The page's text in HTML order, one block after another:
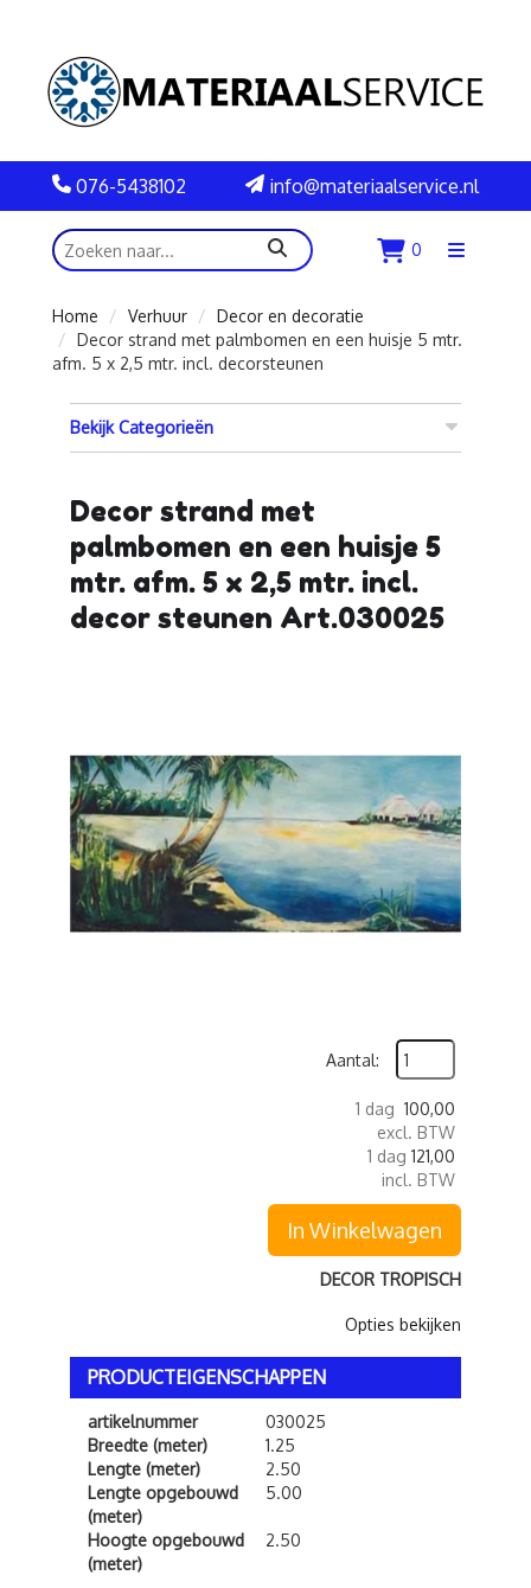
076-5438102 info@materiaalservice.nl
zoeken 0
Menu
Home
Verhuur
Decor en decoratie
Decor strand met palmbomen en een huisje 5 mtr.
afm. 5 x 2,5 mtr. incl. decorsteunen
Bekijk Categorieën
Decor strand met
palmbomen en een huisje 5
mtr. afm. 5 x 2,5 mtr. incl.
decor steunen Art.030025
Aantal:
1 dag 100,00
excl. BTW
1 dag 121,00
incl. BTW
In Winkelwagen
DECOR TROPISCH
Opties bekijken
PRODUCTEIGENSCHAPPEN
artikelnummer
030025
Breedte (meter)
1.25
Lengte (meter)
2.50
Lengte opgebouwd
(meter)
5.00
Hoogte opgebouwd
(meter)
2.50